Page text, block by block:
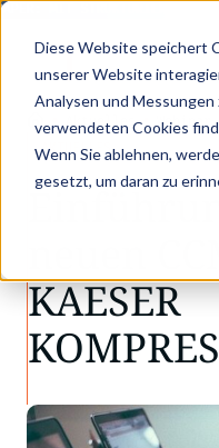
Diese Website speichert
unserer Website
Analysen und
verwendeten Cookies
Wenn Sie ablehnen,
gesetzt, um daran zu
MIT STRUKTURIERTEN
Aktuelles•
AKTUELLES
KAESER